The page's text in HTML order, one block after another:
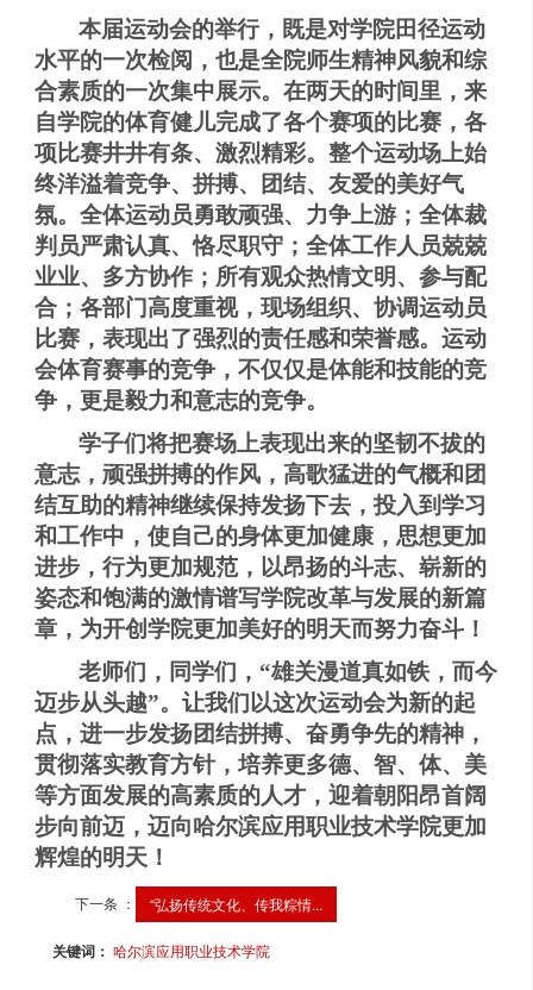
本届运动会的举行，既是对学院田径运动
水平的一次检阅，也是全院师生精神风貌和综
合素质的一次集中展示。在两天的时间里，来
自学院的体育健儿完成了各个赛项的比赛，各
项比赛井井有条、激烈精彩。整个运动场上始
终洋溢着竞争、拼搏、团结、友爱的美好气
氛。全体运动员勇敢顽强、力争上游；全体裁
判员严肃认真、恪尽职守；全体工作人员兢兢
业业、多方协作；所有观众热情文明、参与配
合；各部门高度重视，现场组织、协调运动员
比赛，表现出了强烈的责任感和荣誉感。运动
会体育赛事的竞争，不仅仅是体能和技能的竞
争，更是毅力和意志的竞争。
学子们将把赛场上表现出来的坚韧不拔的
意志，顽强拼搏的作风，高歌猛进的气概和团
结互助的精神继续保持发扬下去，投入到学习
和工作中，使自己的身体更加健康，思想更加
进步，行为更加规范，以昂扬的斗志、崭新的
姿态和饱满的激情谱写学院改革与发展的新篇
章，为开创学院更加美好的明天而努力奋斗！
老师们，同学们，“雄关漫道真如铁，而今
迈步从头越”。让我们以这次运动会为新的起
点，进一步发扬团结拼搏、奋勇争先的精神，
贯彻落实教育方针，培养更多德、智、体、美
等方面发展的高素质的人才，迎着朝阳昂首阔
步向前迈，迈向哈尔滨应用职业技术学院更加
辉煌的明天！
下一条 ： “弘扬传统文化、传我粽情...
关键词：哈尔滨应用职业技术学院